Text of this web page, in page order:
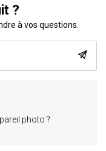
?
à vos questions.
photo ?